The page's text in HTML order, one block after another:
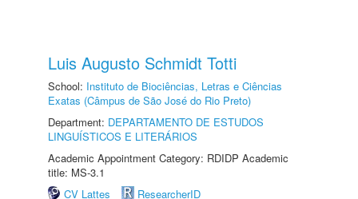
Luis Augusto Schmidt Totti
School: Instituto de Biociências, Letras e Ciências
Exatas (Câmpus de São José do Rio Preto)
Department: DEPARTAMENTO DE ESTUDOS
LINGUÍSTICOS E LITERÁRIOS
Academic Appointment Category: RDIDP Academic
title: MS-3.1
CV Lattes
ResearcherID